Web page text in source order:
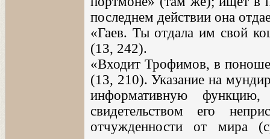
последнем действии она
«Гаев. Ты отдала им свой
(13, 242).
«Входит Трофимов, в
(13, 210). Указание на
информативную функцию,
свидетельством его
отчужденности от мира